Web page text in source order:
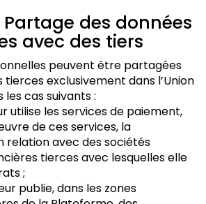
Partage des données
avec des tiers
peuvent être partagées
exclusivement dans l’Union
cas suivants :
utilise les services de paiement,
de ces services, la
relation avec des sociétés
tierces avec lesquelles elle
;
publie, dans les zones